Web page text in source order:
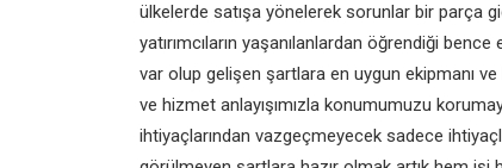
ülkelerde satışa yönelerek sorunlar bir parça
yatırımcıların yaşanılanlardan öğrendiği
var olup gelişen şartlara en uygun ekipmanı
ve hizmet anlayışımızla konumumuzu
ihtiyaçlarından vazgeçmeyecek sadece